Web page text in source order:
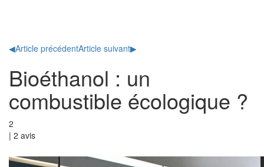
◀Article précédentArticle suivant▶
Bioéthanol : un
combustible écologique ?
2
| 2 avis